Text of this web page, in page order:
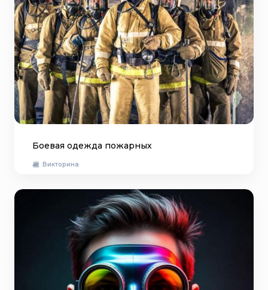
Боевая одежда пожарных
Викторина